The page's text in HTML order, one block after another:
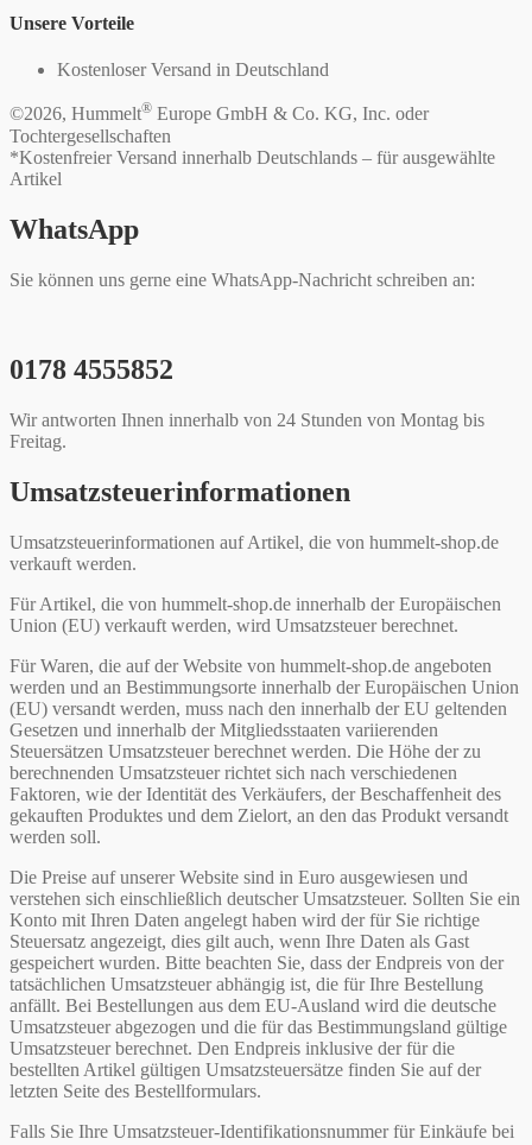
Unsere Vorteile
Kostenloser Versand in Deutschland
©2026, Hummelt® Europe GmbH & Co. KG, Inc. oder
Tochtergesellschaften
*Kostenfreier Versand innerhalb Deutschlands – für ausgewählte
Artikel
WhatsApp
Sie können uns gerne eine WhatsApp-Nachricht schreiben an:
0178 4555852
Wir antworten Ihnen innerhalb von 24 Stunden von Montag bis
Freitag.
Umsatzsteuerinformationen
Umsatzsteuerinformationen auf Artikel, die von hummelt-shop.de
verkauft werden.
Für Artikel, die von hummelt-shop.de innerhalb der Europäischen
Union (EU) verkauft werden, wird Umsatzsteuer berechnet.
Für Waren, die auf der Website von hummelt-shop.de angeboten
werden und an Bestimmungsorte innerhalb der Europäischen Union
(EU) versandt werden, muss nach den innerhalb der EU geltenden
Gesetzen und innerhalb der Mitgliedsstaaten variierenden
Steuersätzen Umsatzsteuer berechnet werden. Die Höhe der zu
berechnenden Umsatzsteuer richtet sich nach verschiedenen
Faktoren, wie der Identität des Verkäufers, der Beschaffenheit des
gekauften Produktes und dem Zielort, an den das Produkt versandt
werden soll.
Die Preise auf unserer Website sind in Euro ausgewiesen und
verstehen sich einschließlich deutscher Umsatzsteuer. Sollten Sie ein
Konto mit Ihren Daten angelegt haben wird der für Sie richtige
Steuersatz angezeigt, dies gilt auch, wenn Ihre Daten als Gast
gespeichert wurden. Bitte beachten Sie, dass der Endpreis von der
tatsächlichen Umsatzsteuer abhängig ist, die für Ihre Bestellung
anfällt. Bei Bestellungen aus dem EU-Ausland wird die deutsche
Umsatzsteuer abgezogen und die für das Bestimmungsland gültige
Umsatzsteuer berechnet. Den Endpreis inklusive der für die
bestellten Artikel gültigen Umsatzsteuersätze finden Sie auf der
letzten Seite des Bestellformulars.
Falls Sie Ihre Umsatzsteuer-Identifikationsnummer für Einkäufe bei